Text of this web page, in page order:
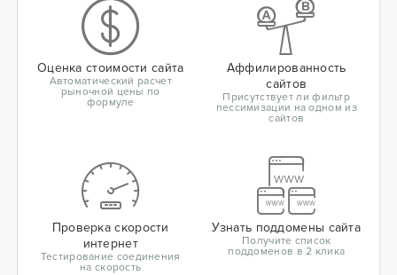
Оценка стоимости сайта
Автоматический расчет
рыночной цены по
формуле
Аффилированность
сайтов
Присутствует ли фильтр
пессимизации на одном из
сайтов
Проверка скорости
интернет
Тестирование соединения
на скорость
Узнать поддомены сайта
Получите список
поддоменов в 2 клика